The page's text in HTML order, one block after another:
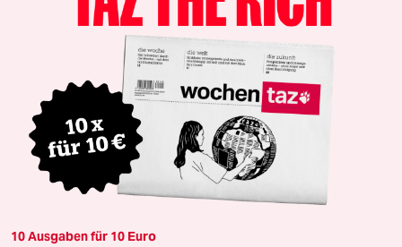
10 Ausgaben für 10 Euro